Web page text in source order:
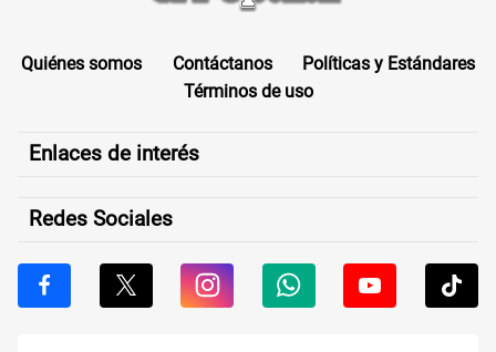
Quiénes somos Contáctanos
Políticas y Estándares
Términos de uso
Enlaces de interés
Redes Sociales